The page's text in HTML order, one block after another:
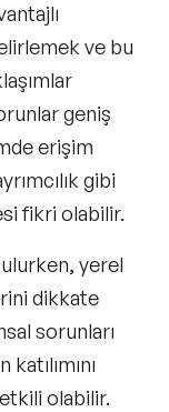
ve bu
geniş
erişim
gibi
fikri olabilir.
yerel
dikkate
sorunları
olabilir.